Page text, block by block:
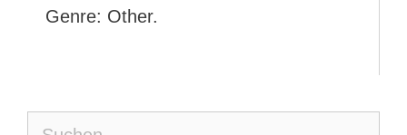
Genre: Other.